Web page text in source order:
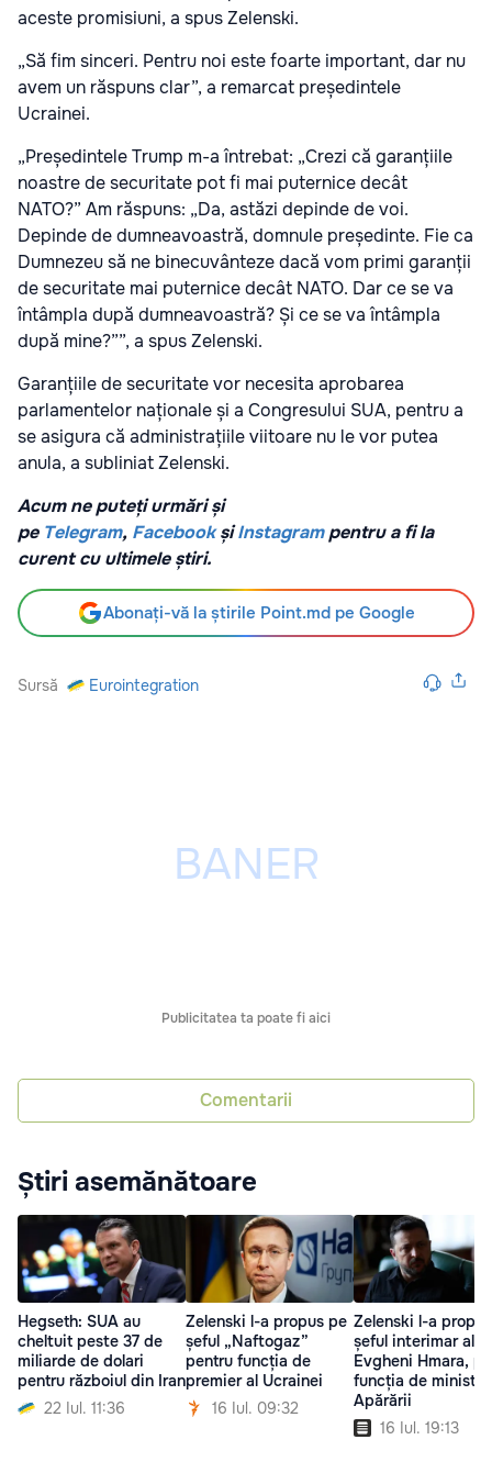
aceste promisiuni, a spus Zelenski.
„Să fim sinceri. Pentru noi este foarte important, dar nu
avem un răspuns clar”, a remarcat președintele
Ucrainei.
„Președintele Trump m-a întrebat: „Crezi că garanțiile
noastre de securitate pot fi mai puternice decât
NATO?” Am răspuns: „Da, astăzi depinde de voi.
Depinde de dumneavoastră, domnule președinte. Fie ca
Dumnezeu să ne binecuvânteze dacă vom primi garanții
de securitate mai puternice decât NATO. Dar ce se va
întâmpla după dumneavoastră? Și ce se va întâmpla
după mine?””, a spus Zelenski.
Garanțiile de securitate vor necesita aprobarea
parlamentelor naționale și a Congresului SUA, pentru a
se asigura că administrațiile viitoare nu le vor putea
anula, a subliniat Zelenski.
Acum ne puteți urmări și
pe Telegram, Facebook șiInstagrampentru a fi la
curent cu ultimele știri.
Abonați-vă la știrile Point.md pe Google
Sursă Eurointegration
Publicitatea ta poate fi aici
Comentarii
Știri asemănătoare
Hegseth: SUA au
cheltuit peste 37 de
miliarde de dolari
pentru războiul din Iran
22 Iul. 11:36
Zelenski l-a propus pe
șeful „Naftogaz”
pentru funcția de
premier al Ucrainei
16 Iul. 09:32
Zelenski l-a
șeful interimar al
Evgheni Hmara,
funcția de ministru
Apărării
16 Iul. 19:13